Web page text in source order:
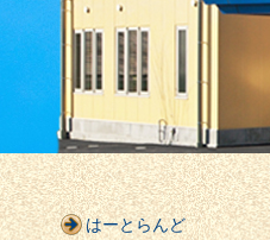
はーとらんど